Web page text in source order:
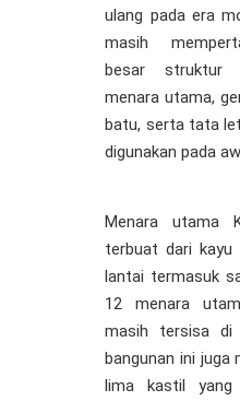
ulang pada era
masih
besar struktur
menara utama,
batu, serta tata
digunakan pada
Menara utama
terbuat dari
lantai termasuk
12 menara
masih tersisa di
bangunan ini juga
lima kastil yang